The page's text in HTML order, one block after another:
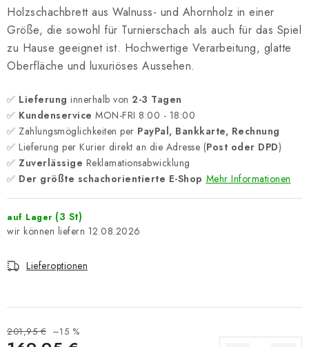
Holzschachbrett aus Walnuss- und Ahornholz in einer
Größe, die sowohl für Turnierschach als auch für das Spiel
zu Hause geeignet ist. Hochwertige Verarbeitung, glatte
Oberfläche und luxuriöses Aussehen.
✅ Lieferung innerhalb von 2-3 Tagen
✅ Kundenservice MON-FRI 8:00 - 18:00
✅ Zahlungsmöglichkeiten per PayPal, Bankkarte, Rechnung
✅ Lieferung per Kurier direkt an die Adresse (Post oder DPD)
✅ Zuverlässige Reklamationsabwicklung
✅ Der größte schachorientierte E-Shop Mehr Informationen
auf Lager (3 St)
12.08.2026
Lieferoptionen
201,95 € –15 %